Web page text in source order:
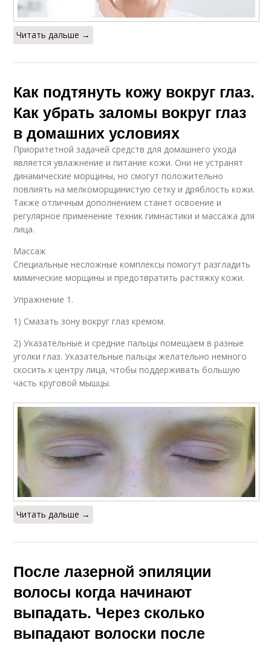
Читать дальше →
Как подтянуть кожу вокруг глаз.
Как убрать заломы вокруг глаз
в домашних условиях
Приоритетной задачей средств для домашнего ухода
является увлажнение и питание кожи. Они не устранят
динамические морщины, но смогут положительно
повлиять на мелкоморщинистую сетку и дряблость кожи.
Также отличным дополнением станет освоение и
регулярное применение техник гимнастики и массажа для
лица.
Массаж
Специальные несложные комплексы помогут разгладить
мимические морщины и предотвратить растяжку кожи.
Упражнение 1.
1) Смазать зону вокруг глаз кремом.
2) Указательные и средние пальцы помещаем в разные
уголки глаз. Указательные пальцы желательно немного
скосить к центру лица, чтобы поддерживать большую
часть круговой мышцы.
Читать дальше →
После лазерной эпиляции
волосы когда начинают
выпадать. Через сколько
выпадают волоски после